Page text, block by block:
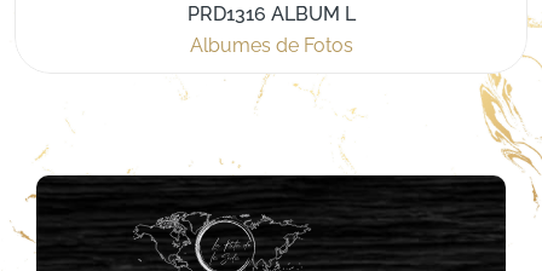
PRD1316 ALBUM L
Albumes de Fotos